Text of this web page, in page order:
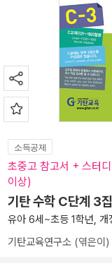
소득공제
초중고 참고서 + 스터
이상)
기탄 수학 C단계 3집
유아 6세~초등 1학년, 개
기탄교육연구소 (엮은이)